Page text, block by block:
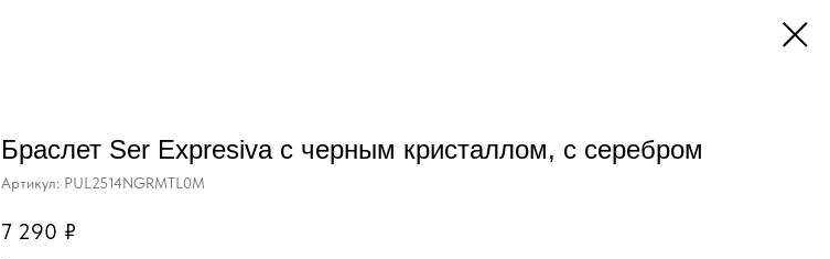
Браслет Ser Expresiva с черным кристаллом, с серебром
Артикул: PUL2514NGRMTL0M
7 290 ₽